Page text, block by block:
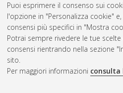
Puoi esprimere il consenso sui
l'opzione in "Personalizza cookie"
consensi più specifici in "Mostra
Potrai sempre rivedere le tue
consensi rientrando nella sezione
sito.
Per maggiori informazioni consulta
Rss 1.0
Rss 2.0
ISSN: 2038-7946